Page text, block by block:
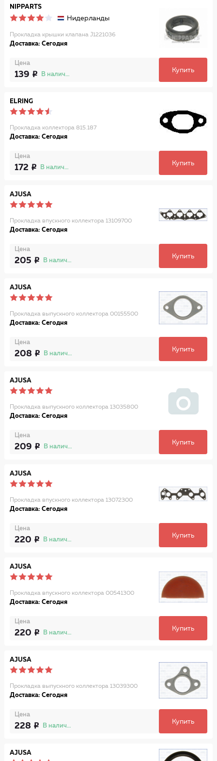
NIPPARTS
Нидерланды
Прокладка крышки клапана J1221036
Доставка: Сегодня
Цена
139 В наличии
Купить
ELRING
Прокладка коллектора 815.187
Доставка: Сегодня
Цена
172 В наличии
Купить
AJUSA
Прокладка впускного коллектора 13109700
Доставка: Сегодня
Цена
205 В наличии
Купить
AJUSA
Прокладка выпускного коллектора 00155500
Доставка: Сегодня
Цена
208 В наличии
Купить
AJUSA
Прокладка выпускного коллектора 13035800
Доставка: Сегодня
Цена
209 В наличии
Купить
AJUSA
Прокладка впускного коллектора 13072300
Доставка: Сегодня
Цена
220 В наличии
Купить
AJUSA
Прокладка впускного коллектора 00541300
Доставка: Сегодня
Цена
220 В наличии
Купить
AJUSA
Прокладка выпускного коллектора 13039300
Доставка: Сегодня
Цена
228 В наличии
Купить
AJUSA